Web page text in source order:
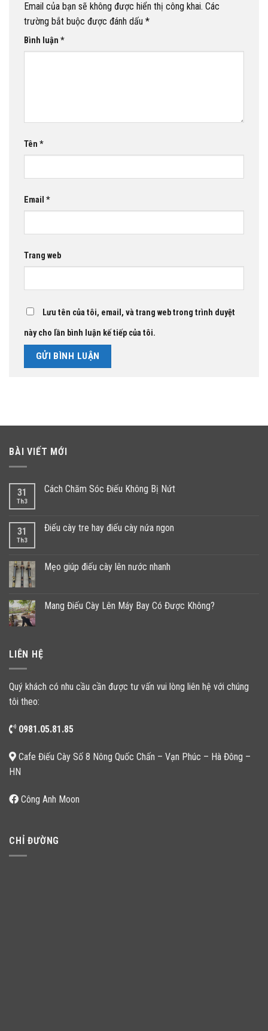
Email của bạn sẽ không được hiển thị công khai. Các
trường bắt buộc được đánh dấu *
Bình luận *
Tên *
Email *
Trang web
Lưu tên của tôi, email, và trang web trong trình duyệt
này cho lần bình luận kế tiếp của tôi.
BÀI VIẾT MỚI
31
Th3
Cách Chăm Sóc Điếu Không Bị Nứt
31
Th3
Điếu cày tre hay điếu cày nứa ngon
Mẹo giúp điếu cày lên nước nhanh
Mang Điếu Cày Lên Máy Bay Có Được Không?
LIÊN HỆ
Quý khách có nhu cầu cần được tư vấn vui lòng liên hệ với chúng
tôi theo:
0981.05.81.85
Cafe Điếu Cày Số 8 Nông Quốc Chấn – Vạn Phúc – Hà Đông –
HN
Công Anh Moon
CHỈ ĐƯỜNG